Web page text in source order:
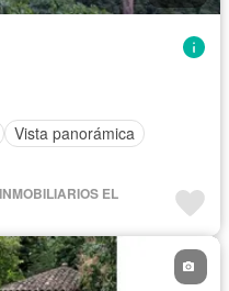
Vista panorámica
EL